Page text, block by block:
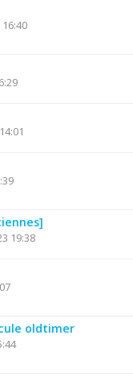
19:38
oldtimer